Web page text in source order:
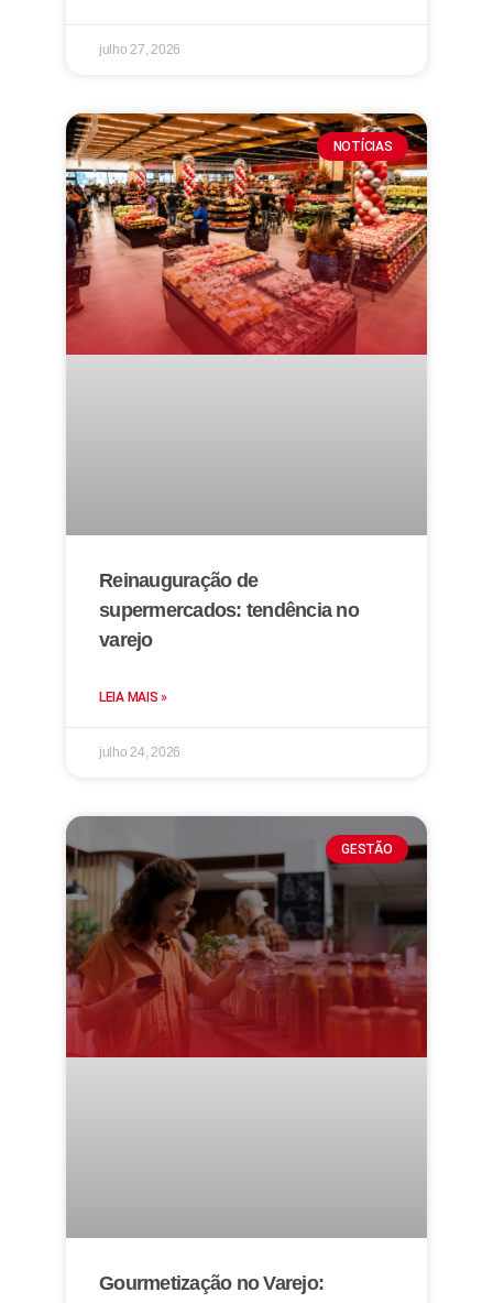
julho 27, 2026
NOTÍCIAS
Reinauguração de
supermercados: tendência no
varejo
LEIA MAIS »
julho 24, 2026
GESTÃO
Gourmetização no Varejo: